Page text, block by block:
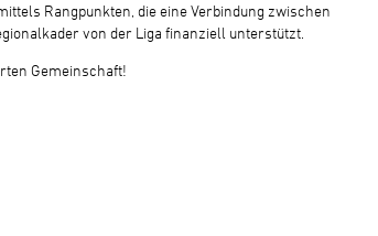
Rangpunkten, die eine Verbindung zwischen
von der Liga finanziell unterstützt.
Gemeinschaft!